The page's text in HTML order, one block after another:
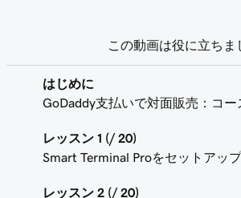
はじめに
GoDaddy支払いで対面販売：コー
レッスン 1 (/ 20)
Smart Terminal Proをセットアッ
レッスン 2 (/ 20)
この動画は役に立ちま